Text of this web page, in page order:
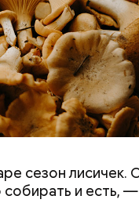
сезон лисичек.
собирать и есть,
и средней)
минут, отметил